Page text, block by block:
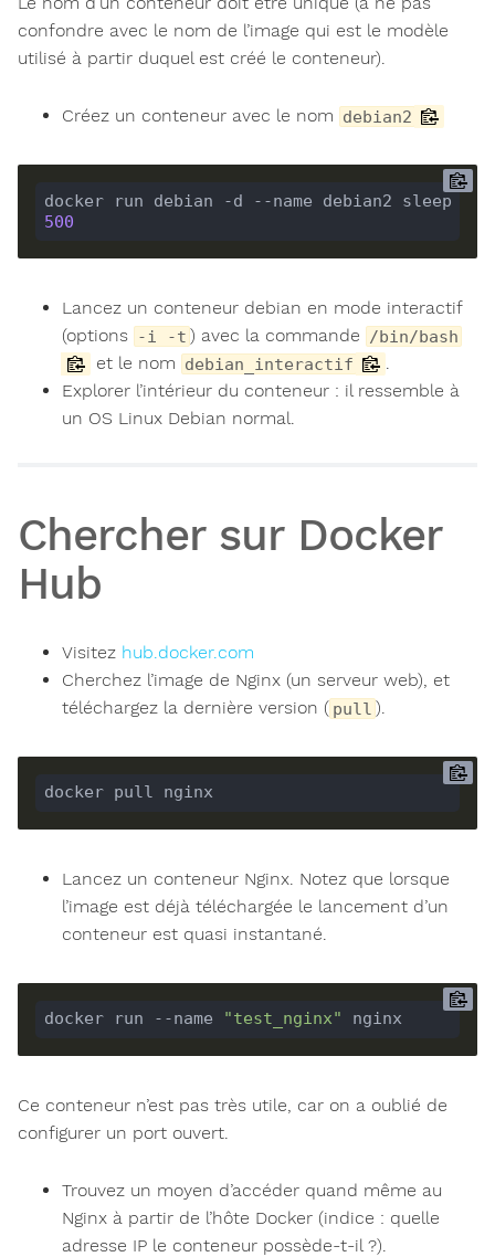
confondre avec le nom de l’image qui est le modèle
utilisé à partir duquel est créé le conteneur).
Créez un conteneur avec le nom debian2
500
Lancez un conteneur debian en mode interactif
(options -i -t ) avec la commande /bin/bash
et le nom debian_interactif
.
Explorer l’intérieur du conteneur : il ressemble à
un OS Linux Debian normal.
Chercher sur Docker
Hub
Visitez hub.docker.com
Cherchez l’image de Nginx (un serveur web), et
téléchargez la dernière version ( pull ).
Lancez un conteneur Nginx. Notez que lorsque
l’image est déjà téléchargée le lancement d’un
conteneur est quasi instantané.
docker run --name "test_nginx"
Ce conteneur n’est pas très utile, car on a oublié de
configurer un port ouvert.
Trouvez un moyen d’accéder quand même au
Nginx à partir de l’hôte Docker (indice : quelle
adresse IP le conteneur possède-t-il ?).